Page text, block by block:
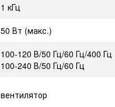
1 кГц
50 Вт (макс.)
100-120 В/50 Гц/60 Гц/400 Гц
100-240 В/50 Гц/60 Гц
вентилятор